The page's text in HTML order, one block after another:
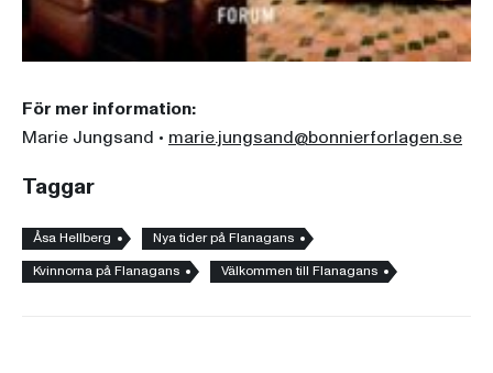
För mer information:
Marie Jungsand • marie.jungsand@bonnierforlagen.se
Taggar
Åsa Hellberg
Nya tider på Flanagans
Kvinnorna på Flanagans
Välkommen till Flanagans